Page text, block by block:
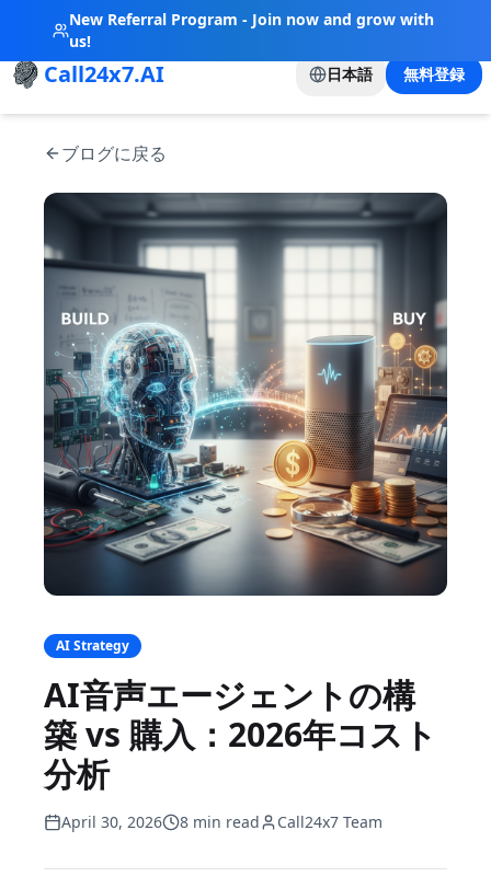
New Referral Program - Join now and grow with
us!
Call24x7.AI 日本語 無料登録
ブログに戻る
AI Strategy
AI音声エージェントの構
築 vs 購入：2026年コスト
分析
April 30, 2026 8 min read Call24x7 Team